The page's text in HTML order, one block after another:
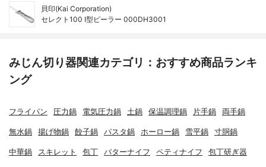
貝印(Kai Corporation)
セレクト100 I型ピーラー 000DH3001
みじん切り器関連カテゴリ：おすすめ商品ランキ
ング
フライパン 圧力鍋 電気圧力鍋 土鍋 保温調理鍋 片手鍋 両手鍋
無水鍋 揚げ物鍋 餃子鍋 パスタ鍋 ホーロー鍋 雪平鍋 寸胴鍋
中華鍋 スキレット 包丁 バターナイフ ペティナイフ 包丁研ぎ器